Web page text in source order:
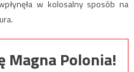
w kolosalny sposób na
Magna Polonia!